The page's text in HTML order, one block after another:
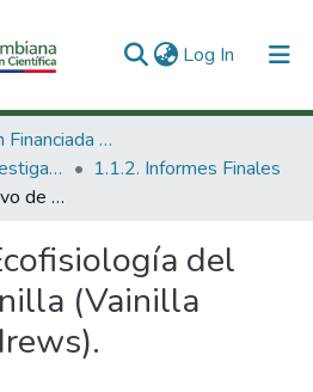
Log In (current)
1. Investigación Financiada con Recursos Públicos
1.1 Productos de investigación
1.1.2. Informes Finales
Ecofisiología del cultivo de vainilla (Vainilla planifolia andrews).
del
(Vainilla